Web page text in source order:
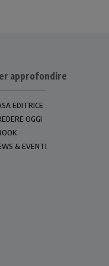
approfondire
EDITRICE
OGGI
& EVENTI